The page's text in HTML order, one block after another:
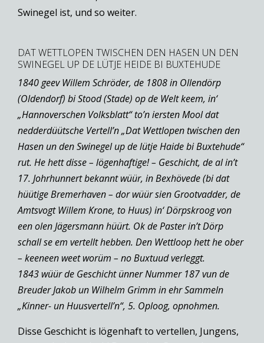
Swinegel ist, und so weiter.
DAT WETTLOPEN TWISCHEN DEN HASEN UN DEN
SWINEGEL UP DE LÜTJE HEIDE BI BUXTEHUDE
1840 geev Willem Schröder, de 1808 in Ollendörp
(Oldendorf) bi Stood (Stade) op de Welt keem, in‘
„Hannoverschen Volksblatt“ to’n iersten Mool dat
nedderdüütsche Vertell’n „Dat Wettlopen twischen den
Hasen un den Swinegel up de lütje Haide bi Buxtehude“
rut. He hett disse – lögenhaftige! – Geschicht, de al in’t
17. Johrhunnert bekannt wüür, in Bexhövede (bi dat
hüütige Bremerhaven – dor wüür sien Grootvadder, de
Amtsvogt Willem Krone, to Huus) in‘ Dörpskroog von
een olen Jägersmann hüürt. Ok de Paster in’t Dörp
schall se em vertellt hebben. Den Wettloop hett he ober
– keeneen weet worüm – no Buxtuud verleggt.
1843 wüür de Geschicht ünner Nummer 187 vun de
Breuder Jakob un Wilhelm Grimm in ehr Sammeln
„Kinner- un Huusvertell’n“, 5. Oploog, opnohmen.
Disse Geschicht is lögenhaft to vertellen, Jungens,